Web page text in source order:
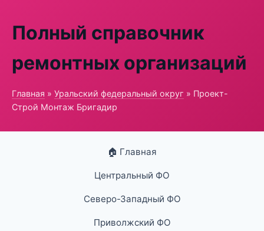
Полный справочник
ремонтных организаций
Главная » Уральский федеральный округ » Проект-
Строй Монтаж Бригадир
🏠 Главная
Центральный ФО
Северо-Западный ФО
Приволжский ФО